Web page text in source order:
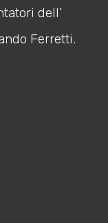
dell’
Ferretti.